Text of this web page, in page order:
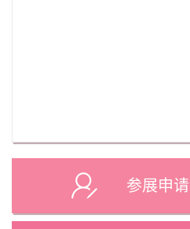
参展申请